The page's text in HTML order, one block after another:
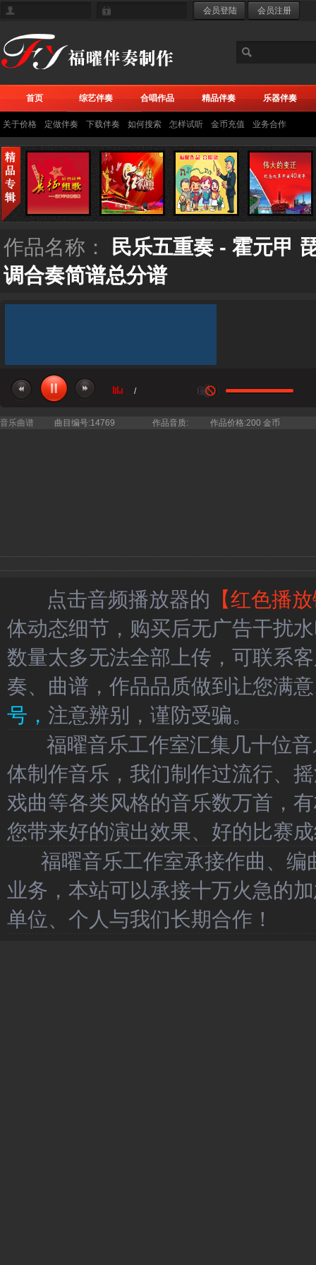
首页 综艺伴奏 合唱作品 精品伴奏 乐器伴奏
关于价格 定做伴奏 下载伴奏 如何搜索 怎样试听 金币充值 业务合作
作品名称：
民乐五重奏 - 霍元甲
调合奏简谱总分谱
/
音乐曲谱 曲目编号:14769 作品音质: 作品价格:200 金币
点击音频播放器的 【红色播
体动态细节，购买后无广告干扰
数量太多无法全部上传，可联系
奏、曲谱，作品品质做到让您满
号， 注意辨别，谨防受骗。
福曜音乐工作室汇集几十位音
体制作音乐，我们制作过流行、
戏曲等各类风格的音乐数万首，
您带来好的演出效果、好的比赛
福曜音乐工作室承接作曲、编
业务，本站可以承接十万火急的
单位、个人与我们长期合作！